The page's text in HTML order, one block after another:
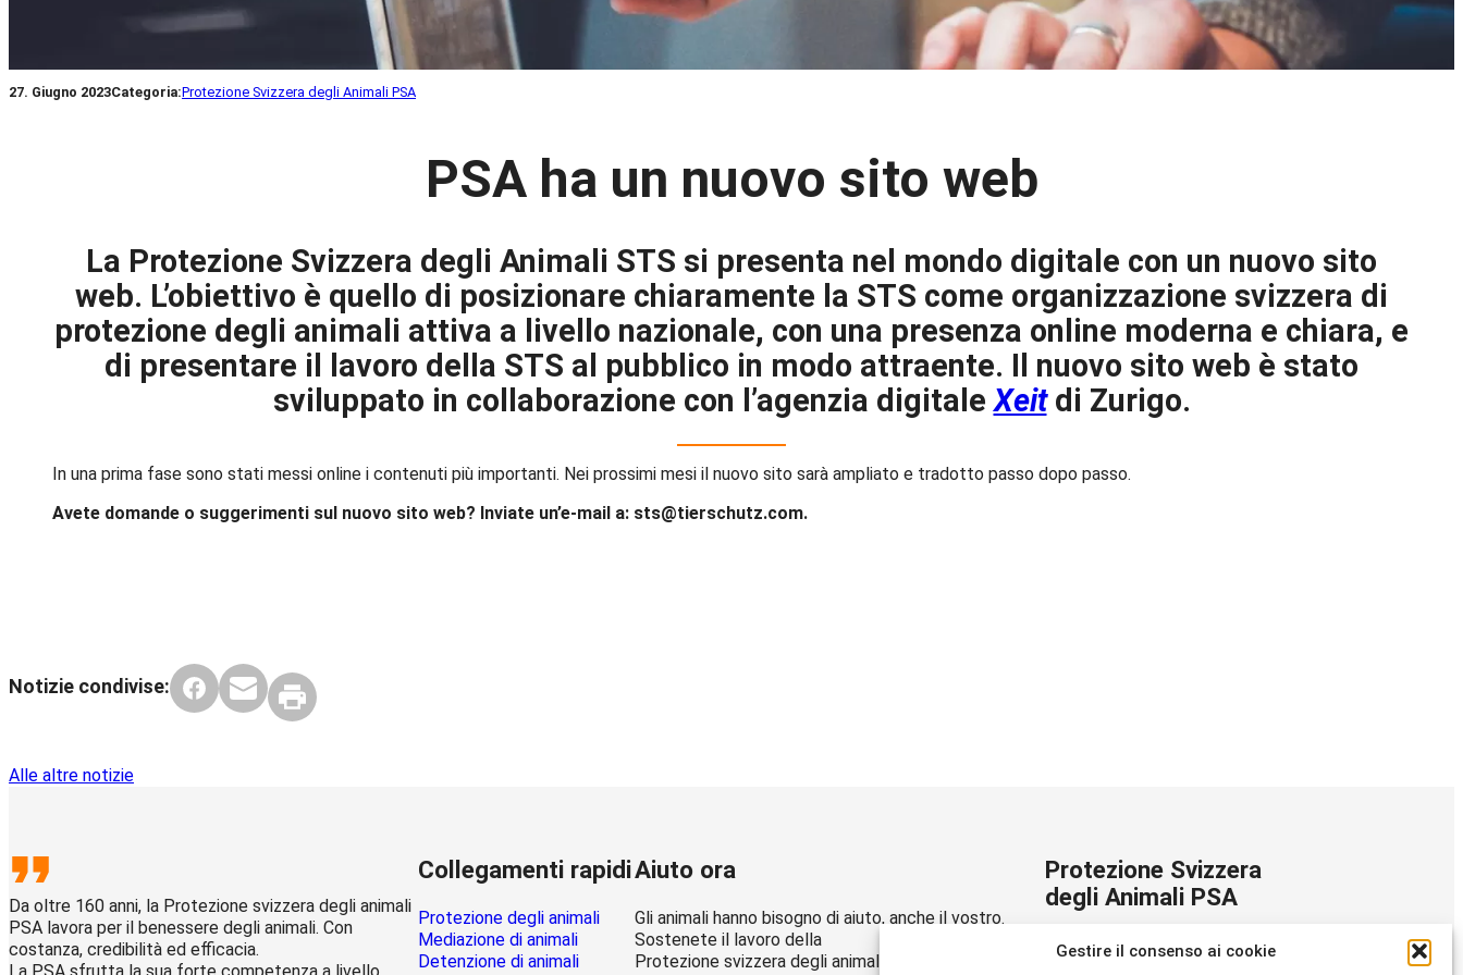
Gestire il consenso ai cookie
27. Giugno 2023Categoria:Protezione Svizzera degli Animali PSA
PSA ha un nuovo sito web
La Protezione Svizzera degli Animali STS si presenta nel mondo digitale con un nuovo sito
web. L’obiettivo è quello di posizionare chiaramente la STS come organizzazione svizzera di
protezione degli animali attiva a livello nazionale, con una presenza online moderna e chiara, e
di presentare il lavoro della STS al pubblico in modo attraente. Il nuovo sito web è stato
sviluppato in collaborazione con l’agenzia digitaleXeitdi Zurigo.
In una prima fase sono stati messi online i contenuti più importanti. Nei prossimi mesi il nuovo sito sarà ampliato e tradotto passo dopo passo.
Avete domande o suggerimenti sul nuovo sito web? Inviate un’e-mail a: sts@tierschutz.com.
Notizie condivise:
Alle altre notizie
Da oltre 160 anni, la Protezione svizzera degli animali
PSA lavora per il benessere degli animali. Con
costanza, credibilità ed efficacia.
La PSA sfrutta la sua forte competenza a livello
Collegamenti rapidi
Protezione degli animali
Mediazione di animali
Detenzione di animali
Aiuto ora
Gli animali hanno bisogno di aiuto, anche il vostro.
Sostenete il lavoro della
Protezione svizzera degli animali PSA.
Protezione Svizzera
degli Animali PSA
Dornacherstrasse 101